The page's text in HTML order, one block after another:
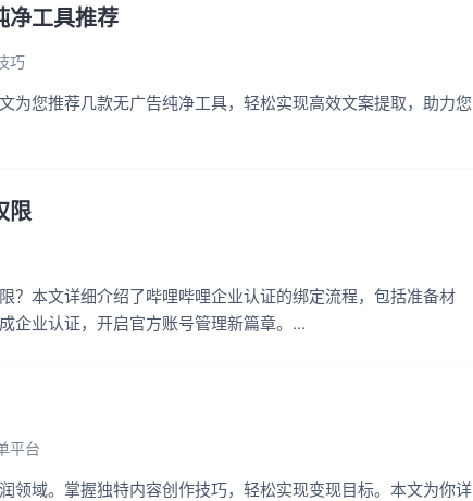
净工具推荐
巧
为您推荐几款无广告纯净工具，轻松实现高效文案提取，助力您
限
？本文详细介绍了哔哩哔哩企业认证的绑定流程，包括准备材
企业认证，开启官方账号管理新篇章。...
平台
领域。掌握独特内容创作技巧，轻松实现变现目标。本文为你详